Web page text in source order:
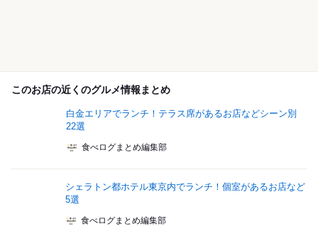
このお店の近くのグルメ情報まとめ
白金エリアでランチ！テラス席があるお店などシーン別
22選
食べログまとめ編集部
シェラトン都ホテル東京内でランチ！個室があるお店など
5選
食べログまとめ編集部